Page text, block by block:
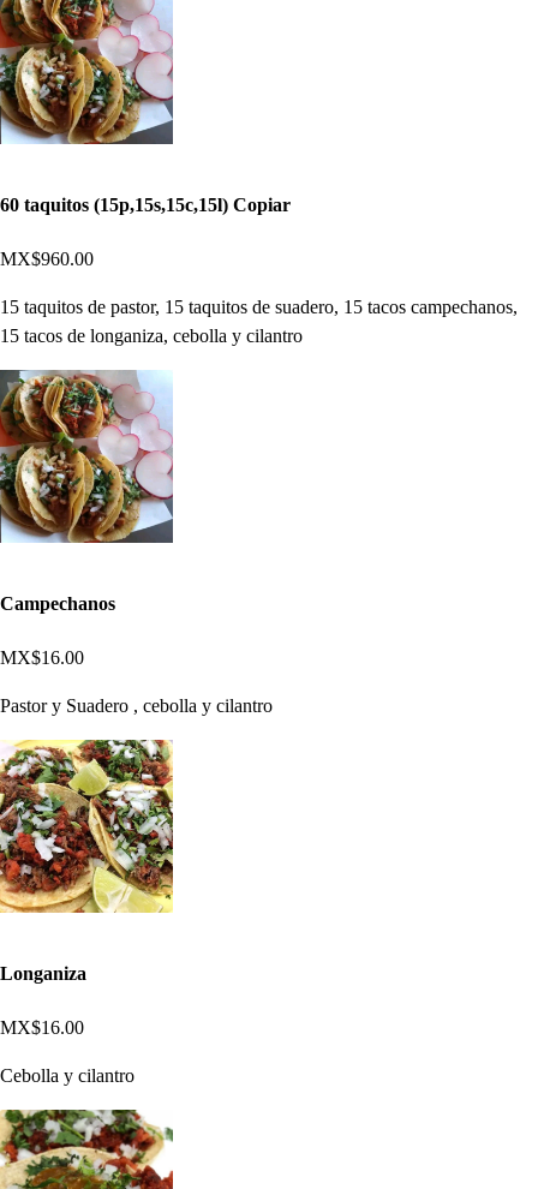
60 taquitos (15p,15s,15c,15l) Copiar
MX$960.00
15 taquitos de pastor, 15 taquitos de suadero, 15 tacos campechanos,
15 tacos de longaniza, cebolla y cilantro
Campechanos
MX$16.00
Pastor y Suadero , cebolla y cilantro
Longaniza
MX$16.00
Cebolla y cilantro